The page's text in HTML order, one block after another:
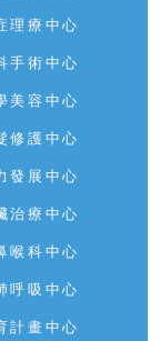
理療中心
手術中心
美容中心
修護中心
發展中心
治療中心
喉科中心
呼吸中心
計畫中心